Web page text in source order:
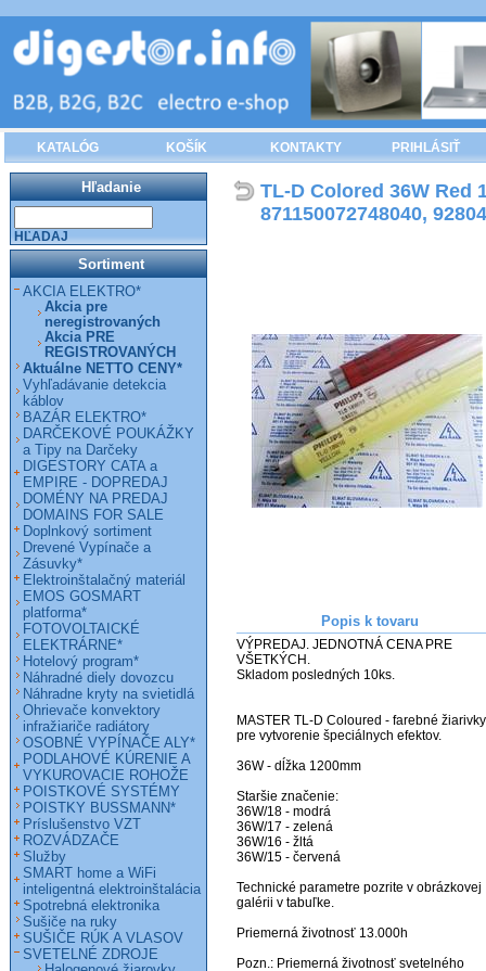
KATALÓG KOŠÍK KONTAKTY PRIHLÁSIŤ
TL-D Colored 36W Red
871150072748040,
Popis k tovaru
VÝPREDAJ. JEDNOTNÁ CENA PRE
VŠETKÝCH.
Skladom posledných 10ks.
MASTER TL-D Coloured - farebné žiarivky
pre vytvorenie špeciálnych efektov.
36W - dĺžka 1200mm
Staršie značenie:
36W/18 - modrá
36W/17 - zelená
36W/16 - žltá
36W/15 - červená
Technické parametre pozrite v obrázkovej
galérii v tabuľke.
Priemerná životnosť 13.000h
Pozn.: Priemerná životnosť svetelného
Hľadanie
HĽADAJ
Sortiment
AKCIA ELEKTRO*
Akcia pre
neregistrovaných
Akcia PRE
REGISTROVANÝCH
Aktuálne NETTO CENY*
Vyhľadávanie detekcia
káblov
BAZÁR ELEKTRO*
DARČEKOVÉ POUKÁŽKY
a Tipy na Darčeky
DIGESTORY CATA a
EMPIRE - DOPREDAJ
DOMÉNY NA PREDAJ
DOMAINS FOR SALE
Doplnkový sortiment
Drevené Vypínače a
Zásuvky*
Elektroinštalačný materiál
EMOS GOSMART
platforma*
FOTOVOLTAICKÉ
ELEKTRÁRNE*
Hotelový program*
Náhradné diely dovozcu
Náhradne kryty na svietidlá
Ohrievače konvektory
infražiariče radiátory
OSOBNÉ VYPÍNAČE ALY*
PODLAHOVÉ KÚRENIE A
VYKUROVACIE ROHOŽE
POISTKOVÉ SYSTÉMY
POISTKY BUSSMANN*
Príslušenstvo VZT
ROZVÁDZAČE
Služby
SMART home a WiFi
inteligentná elektroinštalácia
Spotrebná elektronika
Sušiče na ruky
SUŠIČE RÚK A VLASOV
SVETELNÉ ZDROJE